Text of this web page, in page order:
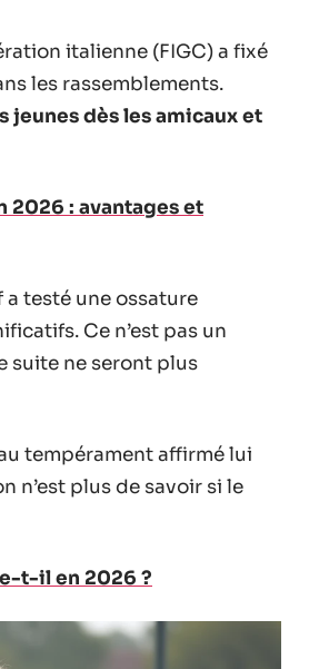
italienne (FIGC) a fixé
les rassemblements.
jeunes dès les amicaux et
2026 : avantages et
a testé une ossature
Ce n’est pas un
suite ne seront plus
tempérament affirmé lui
n’est plus de savoir si le
t-il en 2026 ?